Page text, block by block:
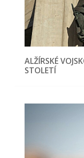
ALŽÍRSKÉ
STOLETÍ